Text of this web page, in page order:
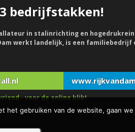
bedrijfstakken!
in stalinrichting en
werkt landelijk, is een familiebedrijf
- voor de online klik!
het gebruiken van de website, gaan